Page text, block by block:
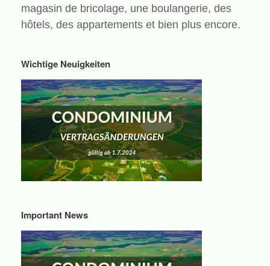
magasin de bricolage, une boulangerie, des
hôtels, des appartements et bien plus encore.
Wichtige Neuigkeiten
Important News